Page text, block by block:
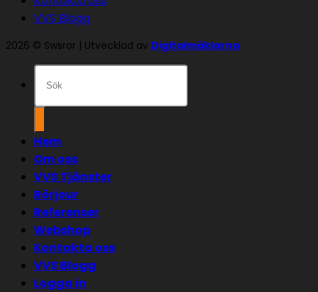
VVS Blogg
2026 © Swsror | Utvecklad av Digitalmäklarna
efter:
Hem
Om oss
VVS Tjänster
Rörjour
Referenser
Webshop
Kontakta oss
VVS Blogg
Logga in